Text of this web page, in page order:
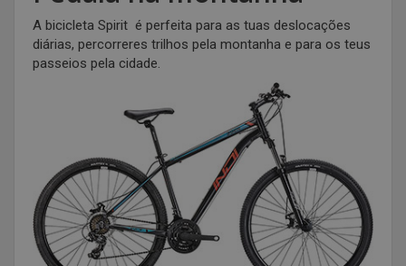
A bicicleta Spirit é perfeita para as tuas deslocações
diárias, percorreres trilhos pela montanha e para os teus
passeios pela cidade.